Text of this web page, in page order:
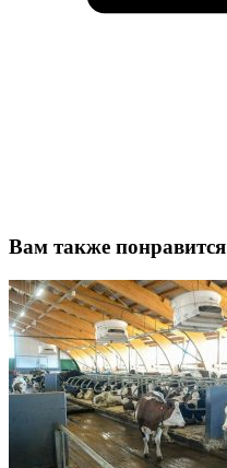
Вам также понравится